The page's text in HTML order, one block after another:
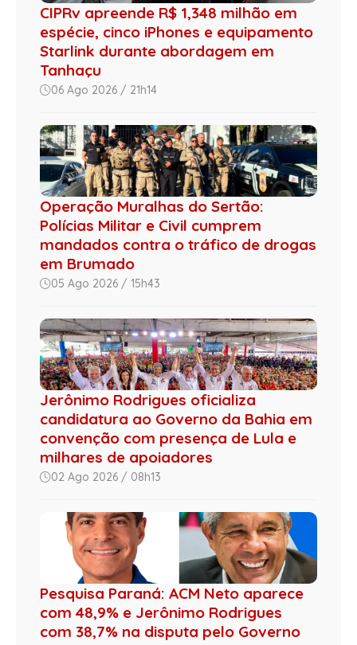
CIPRv apreende R$ 1,348 milhão em
espécie, cinco iPhones e equipamento
Starlink durante abordagem em
Tanhaçu
06 Ago 2026 / 21h14
Operação Muralhas do Sertão:
Polícias Militar e Civil cumprem
mandados contra o tráfico de drogas
em Brumado
05 Ago 2026 / 15h43
Jerônimo Rodrigues oficializa
candidatura ao Governo da Bahia em
convenção com presença de Lula e
milhares de apoiadores
02 Ago 2026 / 08h13
Pesquisa Paraná: ACM Neto aparece
com 48,9% e Jerônimo Rodrigues
com 38,7% na disputa pelo Governo